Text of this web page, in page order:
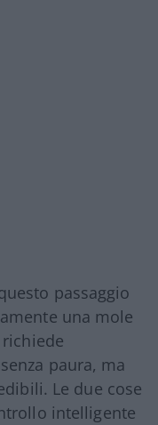
passaggio
una mole
paura, ma
Le due cose
intelligente